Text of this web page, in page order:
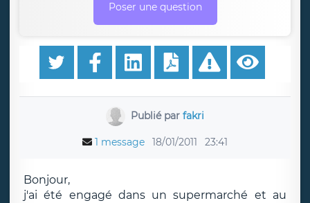
Poser une question
Publié par fakri
1 message 18/01/2011 23:41
Bonjour,
j'ai été engagé dans un supermarché et au